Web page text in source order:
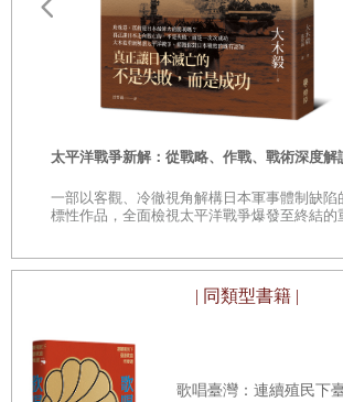
以前我認為 ⋯⋯ ，現在我認為⋯⋯
究想法的歷程
觀點圈
進入角色
句—詞—字
雖然剛才在解釋時，我們用了圖像／物件這兩個
學習者仔細觀看畫作、照片、工藝品、影片、摘
表、現成物等。事實上，幾乎所有可觀察、解讀
用，關鍵是選擇具有啟發性，且吸引人的東西。
的重點是仔細觀察，因此挑選的圖像／物件必須
元素，這樣歷程才能發揮效用。這類圖像／物件
個物件有沒有興趣。你能不能看上好幾分鐘並發
太平洋戰爭新解：從戰略、作戰、戰術深度解
一部以客觀、冷徹視角解構日本軍事體制缺陷
標性作品，全面檢視太平洋戰爭爆發至終結的
| 同類型書籍 |
歌唱臺灣：連續殖民下